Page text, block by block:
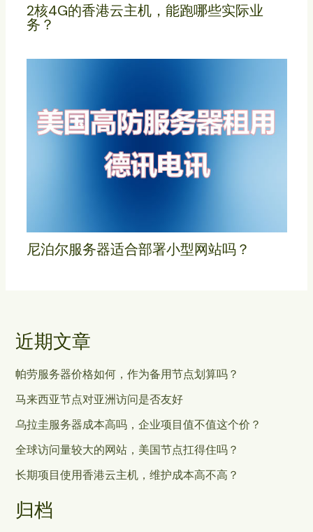
2核4G的香港云主机，能跑哪些实际业
务？
尼泊尔服务器适合部署小型网站吗？
近期文章
帕劳服务器价格如何，作为备用节点划算吗？
马来西亚节点对亚洲访问是否友好
乌拉圭服务器成本高吗，企业项目值不值这个价？
全球访问量较大的网站，美国节点扛得住吗？
长期项目使用香港云主机，维护成本高不高？
归档